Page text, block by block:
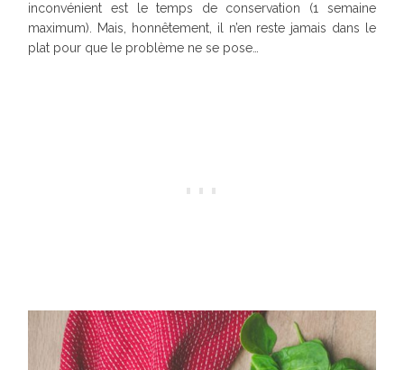
inconvénient est le temps de conservation (1 semaine
maximum). Mais, honnêtement, il n’en reste jamais dans le
plat pour que le problème ne se pose…